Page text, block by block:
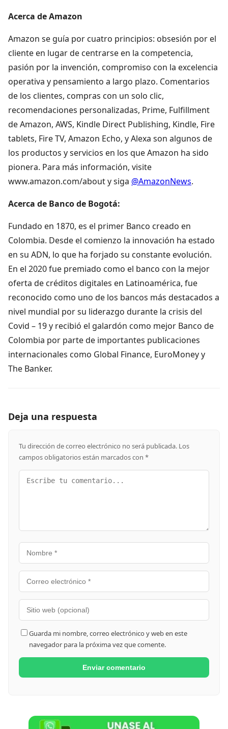
Acerca de Amazon
Amazon se guía por cuatro principios: obsesión por el
cliente en lugar de centrarse en la competencia,
pasión por la invención, compromiso con la excelencia
operativa y pensamiento a largo plazo. Comentarios
de los clientes, compras con un solo clic,
recomendaciones personalizadas, Prime, Fulfillment
de Amazon, AWS, Kindle Direct Publishing, Kindle, Fire
tablets, Fire TV, Amazon Echo, y Alexa son algunos de
los productos y servicios en los que Amazon ha sido
pionera. Para más información, visite
www.amazon.com/about y siga @AmazonNews.
Acerca de Banco de Bogotá:
Fundado en 1870, es el primer Banco creado en
Colombia. Desde el comienzo la innovación ha estado
en su ADN, lo que ha forjado su constante evolución.
En el 2020 fue premiado como el banco con la mejor
oferta de créditos digitales en Latinoamérica, fue
reconocido como uno de los bancos más destacados a
nivel mundial por su liderazgo durante la crisis del
Covid – 19 y recibió el galardón como mejor Banco de
Colombia por parte de importantes publicaciones
internacionales como Global Finance, EuroMoney y
The Banker.
Deja una respuesta
Tu dirección de correo electrónico no será publicada. Los
campos obligatorios están marcados con *
Guarda mi nombre, correo electrónico y web en este
navegador para la próxima vez que comente.